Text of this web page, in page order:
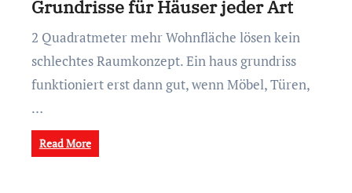
Grundrisse für Häuser jeder Art
2 Quadratmeter mehr Wohnfläche lösen kein
schlechtes Raumkonzept. Ein haus grundriss
funktioniert erst dann gut, wenn Möbel, Türen,
…
Read More